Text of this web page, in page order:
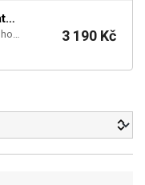
Fjällräven Logo Sweater W - Dusty Rose-Port
Klasická bundokošile z pohodlného a pevného úpletu Felpa z bio bavlny.
3 190 Kč